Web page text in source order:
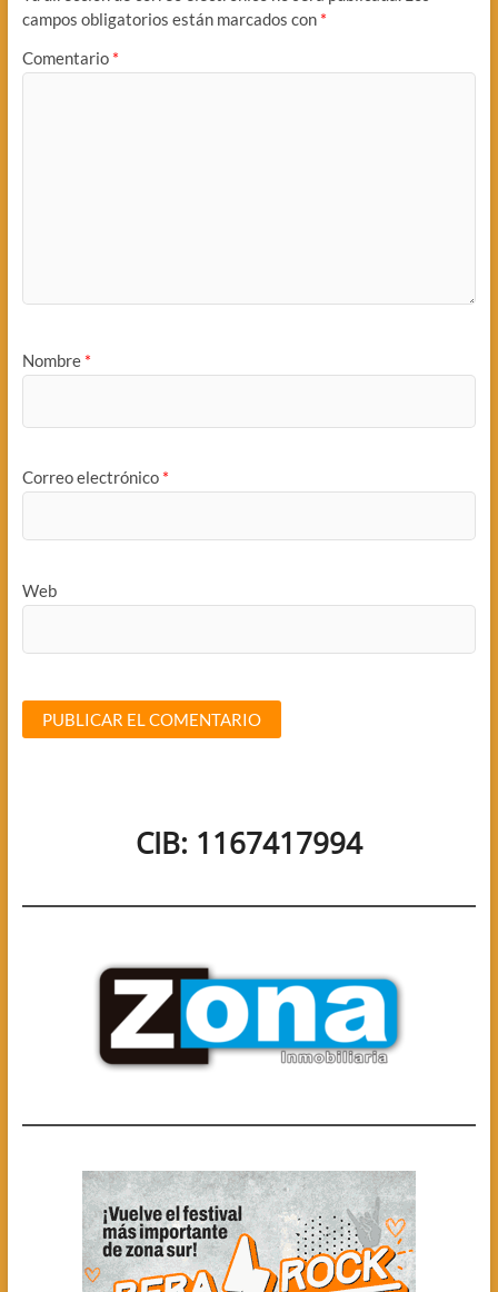
campos obligatorios están marcados con *
Comentario *
Nombre *
Correo electrónico *
Web
CIB: 1167417994